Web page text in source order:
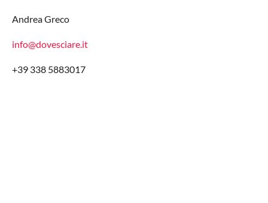
Andrea Greco
info@dovesciare.it
+39 338 5883017